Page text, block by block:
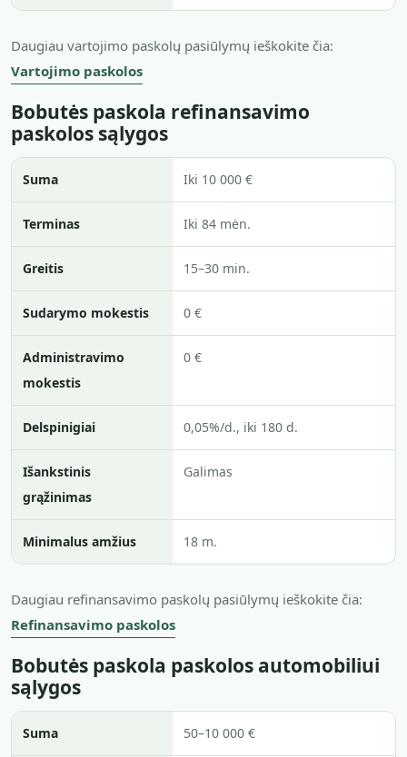
Daugiau vartojimo paskolų pasiūlymų ieškokite čia:
Vartojimo paskolos
Bobutės paskola refinansavimo
paskolos sąlygos
Suma Iki 10 000 €
Terminas Iki 84 mėn.
Greitis 15–30 min.
Sudarymo mokestis 0 €
Administravimo
mokestis
0 €
Delspinigiai 0,05%/d., iki 180 d.
Išankstinis
grąžinimas
Galimas
Minimalus amžius 18 m.
Daugiau refinansavimo paskolų pasiūlymų ieškokite čia:
Refinansavimo paskolos
Bobutės paskola paskolos automobiliui
sąlygos
Suma 50–10 000 €